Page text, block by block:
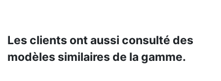
Les clients ont aussi consulté des
modèles similaires de la gamme.